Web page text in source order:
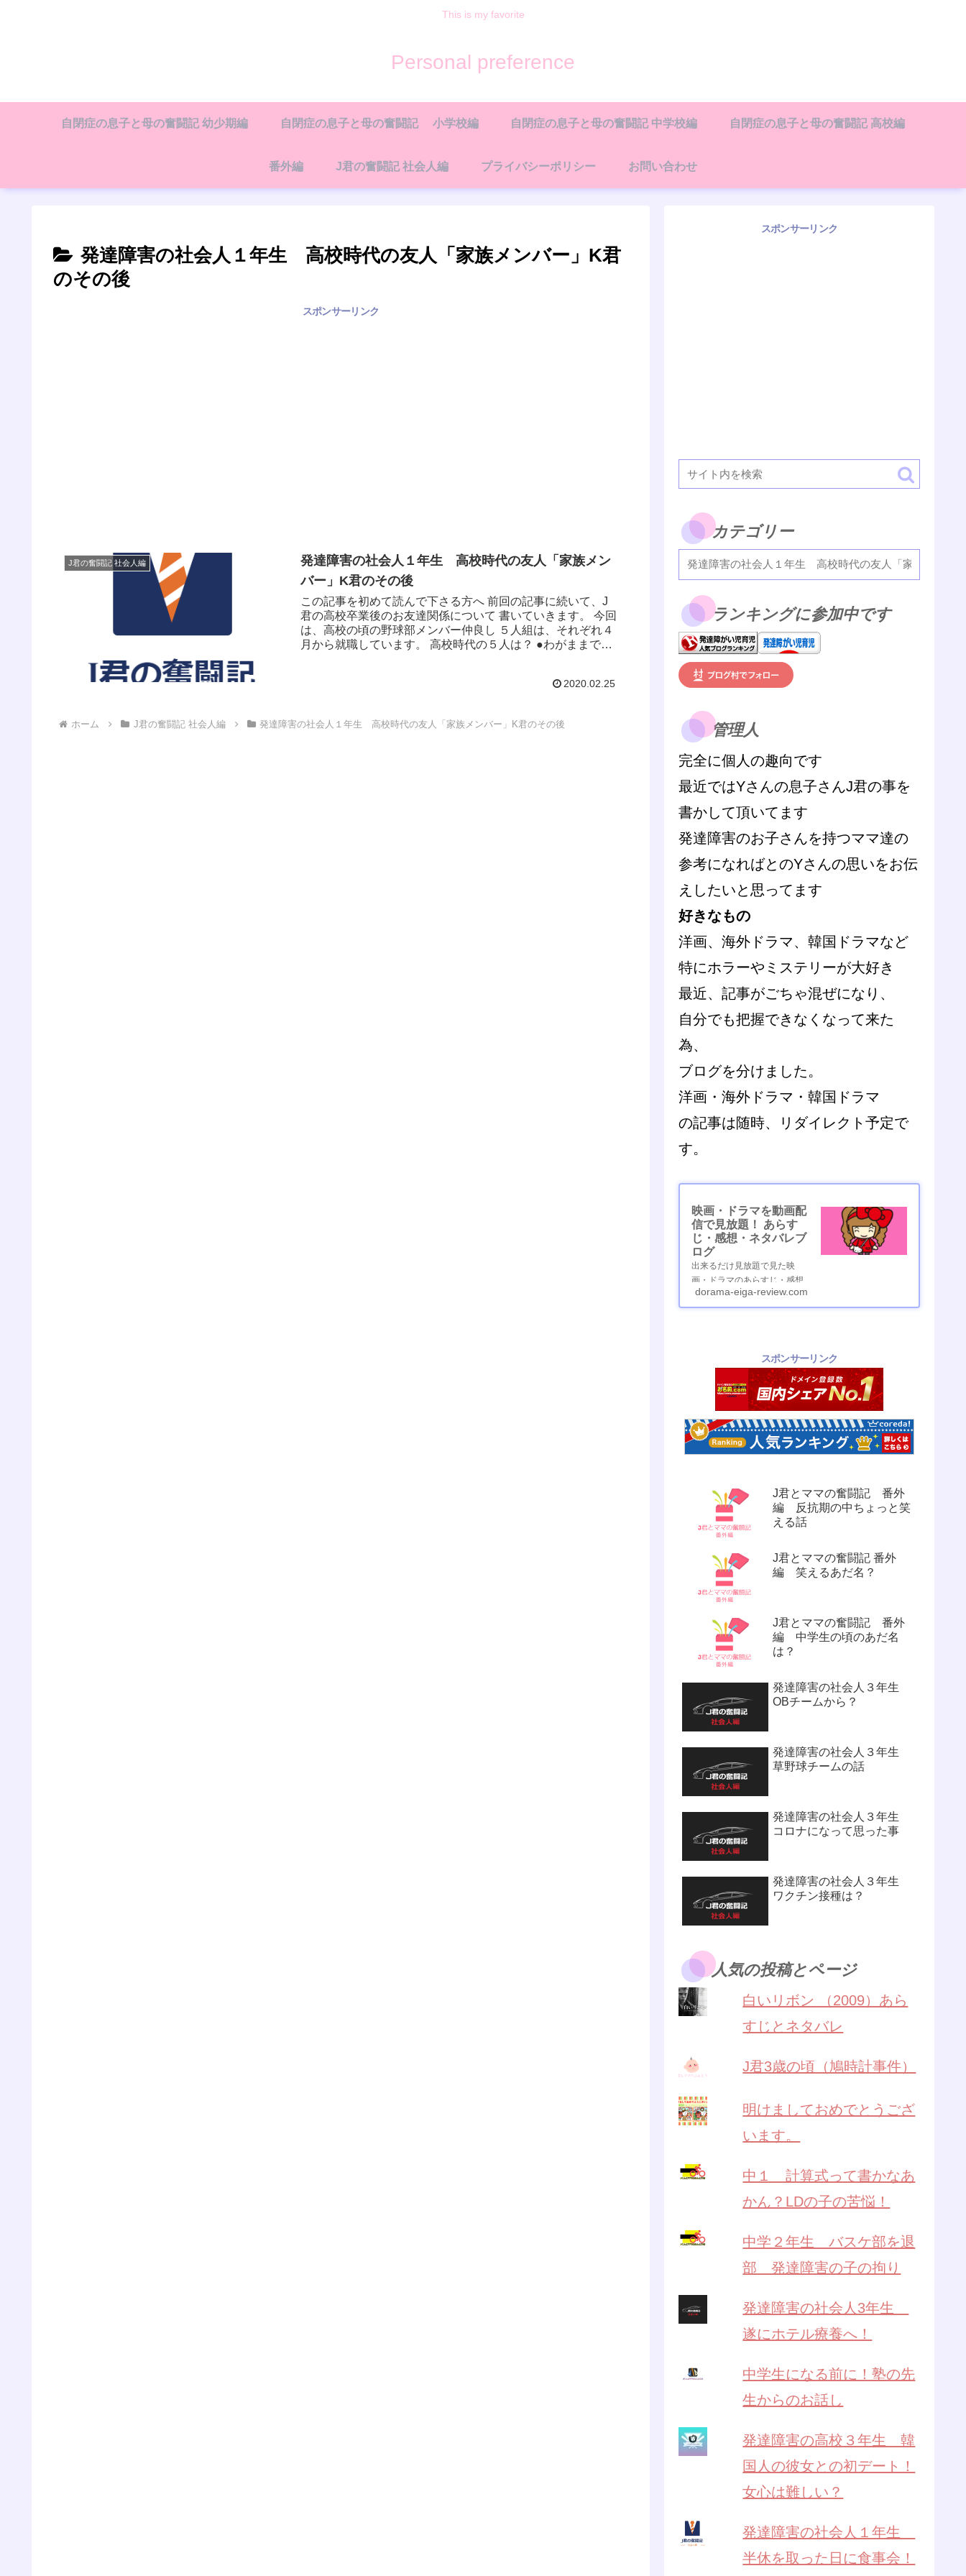
This is my favorite
Personal preference
自閉症の息子と母の奮闘記 幼少期編 自閉症の息子と母の奮闘記 小学校編 自閉症の息子と母の奮闘記 中学校編 自閉症の息子と母の奮闘記 高校編
番外編 J君の奮闘記 社会人編 プライバシーポリシー お問い合わせ
発達障害の社会人１年生 高校時代の友人「家族メンバー」K君
のその後
スポンサーリンク
J君の奮闘記 社会人編
発達障害の社会人１年生 高校時代の友人「家族メン
バー」K君のその後
この記事を初めて読んで下さる方へ 前回の記事に続いて、J
君の高校卒業後のお友達関係について 書いていきます。 今回
は、高校の頃の野球部メンバー仲良し ５人組は、それぞれ４
月から就職しています。 高校時代の５人は？ ●わがままで、
2020.02.25
ホーム J君の奮闘記 社会人編 発達障害の社会人１年生 高校時代の友人「家族メンバー」K君のその後
スポンサーリンク
カテゴリー
ランキングに参加中です
管理人
完全に個人の趣向です
最近ではYさんの息子さんJ君の事を
書かして頂いてます
発達障害のお子さんを持つママ達の
参考になればとのYさんの思いをお伝
えしたいと思ってます
好きなもの
洋画、海外ドラマ、韓国ドラマなど
特にホラーやミステリーが大好き
最近、記事がごちゃ混ぜになり、
自分でも把握できなくなって来た
為、
ブログを分けました。
洋画・海外ドラマ・韓国ドラマ
の記事は随時、リダイレクト予定で
す。
映画・ドラマを動画配
信で見放題！ あらす
じ・感想・ネタバレブ
ログ
出来るだけ見放題で見た映
画・ドラマのあらすじ・感想
dorama-eiga-review.com
スポンサーリンク
J君とママの奮闘記 番外
編 反抗期の中ちょっと笑
える話
J君とママの奮闘記 番外
編 笑えるあだ名？
J君とママの奮闘記 番外
編 中学生の頃のあだ名
は？
発達障害の社会人３年生
OBチームから？
発達障害の社会人３年生
草野球チームの話
発達障害の社会人３年生
コロナになって思った事
発達障害の社会人３年生
ワクチン接種は？
人気の投稿とページ
白いリボン （2009）あら
すじとネタバレ
J君3歳の頃（鳩時計事件）
明けましておめでとうござ
います。
中１ 計算式って書かなあ
かん？LDの子の苦悩！
中学２年生 バスケ部を退
部 発達障害の子の拘り
発達障害の社会人3年生
遂にホテル療養へ！
中学生になる前に！塾の先
生からのお話し
発達障害の高校３年生 韓
国人の彼女との初デート！
女心は難しい？
発達障害の社会人１年生
半休を取った日に食事会！